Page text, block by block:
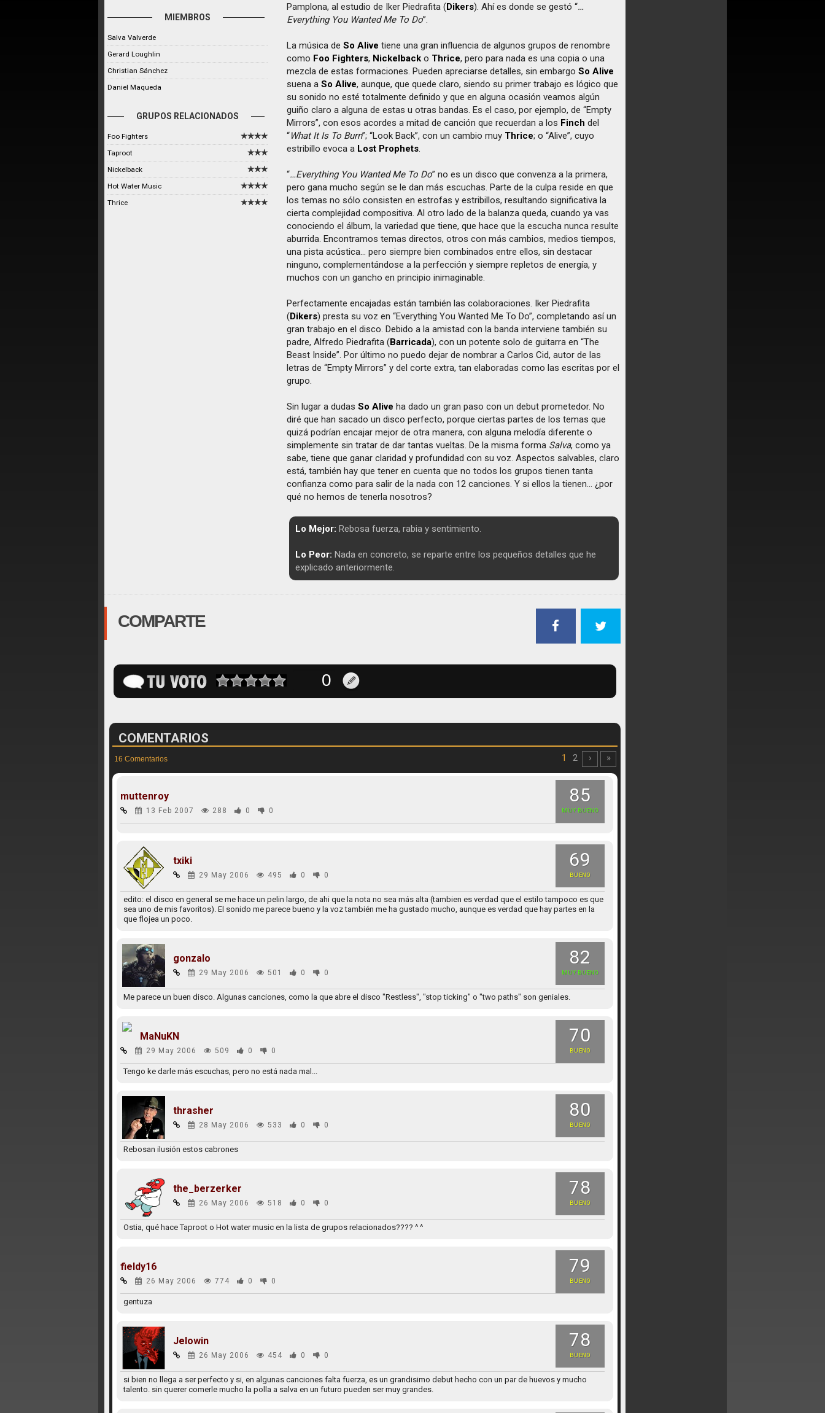
MIEMBROS
Salva Valverde
Gerard Loughlin
Christian Sánchez
Daniel Maqueda
GRUPOS RELACIONADOS
Foo Fighters
Taproot
Nickelback
Hot Water Music
Thrice
Pamplona, al estudio de Iker Piedrafita (Dikers). Ahí es donde se gestó “…
Everything You Wanted Me To Do”.
La música deSo Alive tiene una gran influencia de algunos grupos de renombre
como Foo Fighters, Nickelback o Thrice, pero para nada es una copia o una
mezcla de estas formaciones. Pueden apreciarse detalles, sin embargoSo Alive
suena aSo Alive, aunque, que quede claro, siendo su primer trabajo es lógico que
su sonido no esté totalmente definido y que en alguna ocasión veamos algún
guiño claro a alguna de estas u otras bandas. Es el caso, por ejemplo, de “Empty
Mirrors”, con esos acordes a mitad de canción que recuerdan a los Finch del
“What It Is To Burn”; “Look Back”, con un cambio muy Thrice; o “Alive”, cuyo
estribillo evoca a Lost Prophets.
“…Everything You Wanted Me To Do” no es un disco que convenza a la primera,
pero gana mucho según se le dan más escuchas. Parte de la culpa reside en que
los temas no sólo consisten en estrofas y estribillos, resultando significativa la
cierta complejidad compositiva. Al otro lado de la balanza queda, cuando ya vas
conociendo el álbum, la variedad que tiene, que hace que la escucha nunca resulte
aburrida. Encontramos temas directos, otros con más cambios, medios tiempos,
una pista acústica… pero siempre bien combinados entre ellos, sin destacar
ninguno, complementándose a la perfección y siempre repletos de energía, y
muchos con un gancho en principio inimaginable.
Perfectamente encajadas están también las colaboraciones. Iker Piedrafita
(Dikers) presta su voz en “Everything You Wanted Me To Do”, completando así un
gran trabajo en el disco. Debido a la amistad con la banda interviene también su
padre, Alfredo Piedrafita (Barricada), con un potente solo de guitarra en “The
Beast Inside”. Por último no puedo dejar de nombrar a Carlos Cid, autor de las
letras de “Empty Mirrors” y del corte extra, tan elaboradas como las escritas por el
grupo.
Sin lugar a dudasSo Alive ha dado un gran paso con un debut prometedor. No
diré que han sacado un disco perfecto, porque ciertas partes de los temas que
quizá podrían encajar mejor de otra manera, con alguna melodía diferente o
simplemente sin tratar de dar tantas vueltas. De la misma forma Salva, como ya
sabe, tiene que ganar claridad y profundidad con su voz. Aspectos salvables, claro
está, también hay que tener en cuenta que no todos los grupos tienen tanta
confianza como para salir de la nada con 12 canciones. Y si ellos la tienen… ¿por
qué no hemos de tenerla nosotros?
Lo Mejor: Rebosa fuerza, rabia y sentimiento.
Lo Peor: Nada en concreto, se reparte entre los pequeños detalles que he
explicado anteriormente.
COMPARTE
COMENTARIOS
16 Comentarios 1 2 › »
85
MUY BUENO
muttenroy
13 Feb 2007 288 0 0
69
BUENO
txiki
29 May 2006 495 0 0
edito: el disco en general se me hace un pelin largo, de ahi que la nota no sea más alta (tambien es verdad que el estilo tampoco es que
sea uno de mis favoritos). El sonido me parece bueno y la voz también me ha gustado mucho, aunque es verdad que hay partes en la
que flojea un poco.
82
MUY BUENO
gonzalo
29 May 2006 501 0 0
Me parece un buen disco. Algunas canciones, como la que abre el disco "Restless", "stop ticking" o "two paths" son geniales.
70
BUENO
MaNuKN
29 May 2006 509 0 0
Tengo ke darle más escuchas, pero no está nada mal...
80
BUENO
thrasher
28 May 2006 533 0 0
Rebosan ilusión estos cabrones
78
BUENO
the_berzerker
26 May 2006 518 0 0
Ostia, qué hace Taproot o Hot water music en la lista de grupos relacionados???? ^ ^
79
BUENO
fieldy16
26 May 2006 774 0 0
gentuza
78
BUENO
Jelowin
26 May 2006 454 0 0
si bien no llega a ser perfecto y si, en algunas canciones falta fuerza, es un grandisimo debut hecho con un par de huevos y mucho
talento. sin querer comerle mucho la polla a salva en un futuro pueden ser muy grandes.